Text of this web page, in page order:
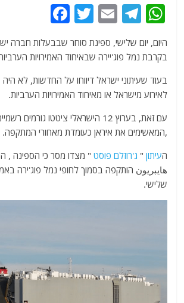
W
at
s
A
p
p
T
e
g
ra
m
E
ai
l
T
itt
er
a
c
e
b
o
o
k
היום, יום שלישי, ספינת סוחר שבבעלות חברה
בקרבת נמל פוג'יירה שבאיחוד האמירויות
בעוד שעיתוני ישראל דיווחו על החדשות, לא היה
לאירוע מישראל או מאיחוד האמירויות הערביות.
עם זאת, בערוץ 12 הישראלי ציטטו
,המאשימים את איראן כעומדת מאחורי המתקפה.
העיתון " ג'רוזלם פוסט " מצדו מסר כי הספינה ,
هايبريون הותקפה בסמוך לחופי נמל פוג'ירה
שלישי.